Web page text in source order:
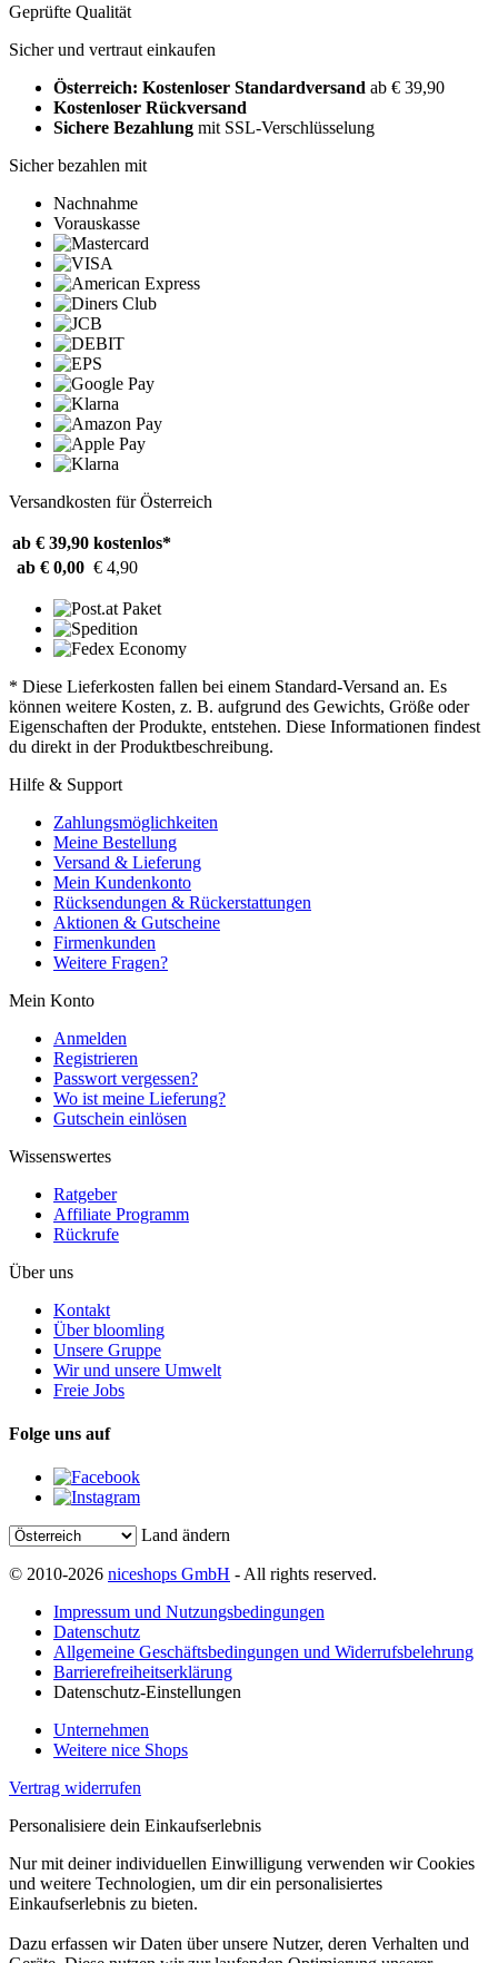
Geprüfte Qualität
Sicher und vertraut einkaufen
Österreich: Kostenloser Standardversand ab € 39,90
Kostenloser Rückversand
Sichere Bezahlung mit SSL-Verschlüsselung
Sicher bezahlen mit
Nachnahme
Vorauskasse
Versandkosten für Österreich
ab € 39,90 kostenlos*
ab € 0,00 € 4,90
* Diese Lieferkosten fallen bei einem Standard-Versand an. Es
können weitere Kosten, z. B. aufgrund des Gewichts, Größe oder
Eigenschaften der Produkte, entstehen. Diese Informationen findest
du direkt in der Produktbeschreibung.
Hilfe & Support
Zahlungsmöglichkeiten
Meine Bestellung
Versand & Lieferung
Mein Kundenkonto
Rücksendungen & Rückerstattungen
Aktionen & Gutscheine
Firmenkunden
Weitere Fragen?
Mein Konto
Anmelden
Registrieren
Passwort vergessen?
Wo ist meine Lieferung?
Gutschein einlösen
Wissenswertes
Ratgeber
Affiliate Programm
Rückrufe
Über uns
Kontakt
Über bloomling
Unsere Gruppe
Wir und unsere Umwelt
Freie Jobs
Folge uns auf
Land ändern
© 2010-2026 niceshops GmbH - All rights reserved.
Impressum und Nutzungsbedingungen
Datenschutz
Allgemeine Geschäftsbedingungen und Widerrufsbelehrung
Barrierefreiheitserklärung
Datenschutz-Einstellungen
Unternehmen
Weitere nice Shops
Vertrag widerrufen
Personalisiere dein Einkaufserlebnis
Nur mit deiner individuellen Einwilligung verwenden wir Cookies
und weitere Technologien, um dir ein personalisiertes
Einkaufserlebnis zu bieten.
Dazu erfassen wir Daten über unsere Nutzer, deren Verhalten und